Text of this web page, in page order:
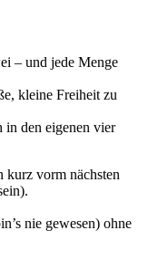
– und jede Menge
kleine Freiheit zu
den eigenen vier
kurz vorm nächsten
nie gewesen) ohne